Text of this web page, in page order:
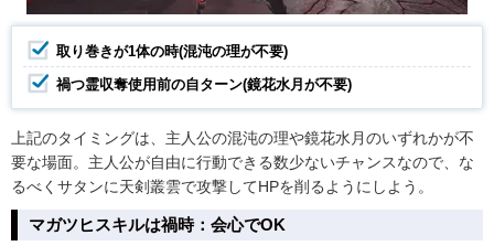
取り巻きが1体の時(混沌の理が不要)
禍つ霊収奪使用前の自ターン(鏡花水月が不要)
上記のタイミングは、主人公の混沌の理や鏡花水月のいずれかが不
要な場面。主人公が自由に行動できる数少ないチャンスなので、な
るべくサタンに天剣叢雲で攻撃してHPを削るようにしよう。
マガツヒスキルは禍時：会心でOK